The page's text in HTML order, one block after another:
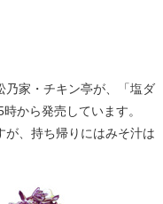
家・チキン亭が、「塩ダ
から発売しています。
が、持ち帰りにはみそ汁は